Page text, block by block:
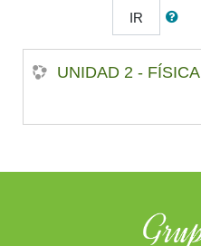
IR
UNIDAD 2 - FÍSICA